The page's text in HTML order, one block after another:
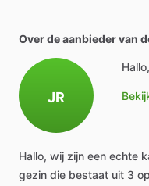
Over de aanbieder van
JR
Hallo, wij zijn een echte
gezin die bestaat uit 3